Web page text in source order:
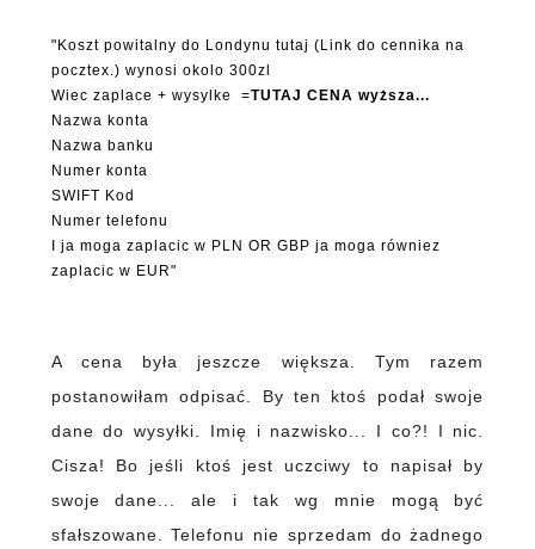
"Koszt powitalny do Londynu tutaj (Link do cennika na
pocztex.) wynosi okolo 300zl
Wiec zaplace + wysylke =TUTAJ CENA wyższa...
Nazwa konta
Nazwa banku
Numer konta
SWIFT Kod
Numer telefonu
I ja moga zaplacic w PLN OR GBP ja moga równiez
zaplacic w EUR"
A cena była jeszcze większa. Tym razem
postanowiłam odpisać. By ten ktoś podał swoje
dane do wysyłki. Imię i nazwisko... I co?! I nic.
Cisza! Bo jeśli ktoś jest uczciwy to napisał by
swoje dane... ale i tak wg mnie mogą być
sfałszowane. Telefonu nie sprzedam do żadnego